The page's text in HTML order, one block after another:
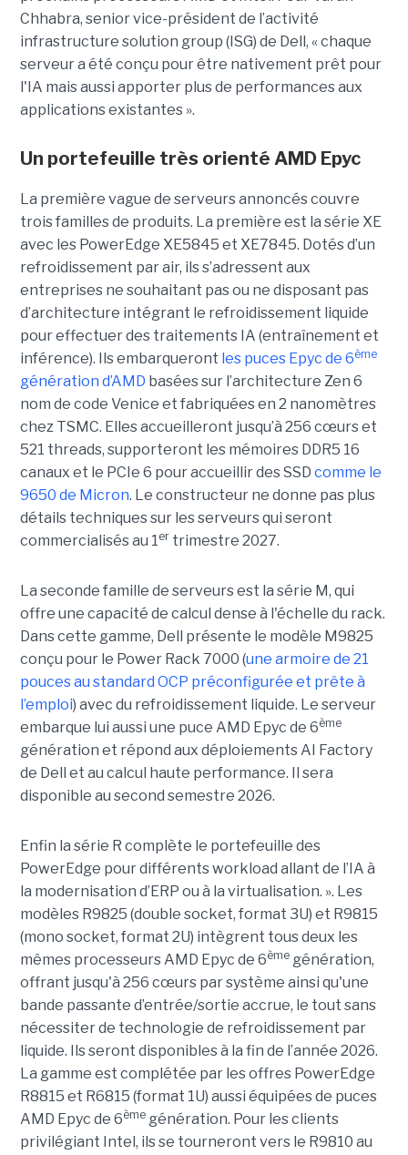
Chhabra, senior vice-président de l’activité
infrastructure solution group (ISG) de Dell, « chaque
serveur a été conçu pour être nativement prêt pour
l'IA mais aussi apporter plus de performances aux
applications existantes ».
Un portefeuille très orienté AMD Epyc
La première vague de serveurs annoncés couvre
trois familles de produits. La première est la série XE
avec les PowerEdge XE5845 et XE7845. Dotés d’un
refroidissement par air, ils s’adressent aux
entreprises ne souhaitant pas ou ne disposant pas
d’architecture intégrant le refroidissement liquide
pour effectuer des traitements IA (entraînement et
inférence). Ils embarqueront les puces Epyc de 6ème
génération d’AMD basées sur l’architecture Zen 6
nom de code Venice et fabriquées en 2 nanomètres
chez TSMC. Elles accueilleront jusqu’à 256 cœurs et
521 threads, supporteront les mémoires DDR5 16
canaux et le PCIe 6 pour accueillir des SSD comme le
9650 de Micron. Le constructeur ne donne pas plus
détails techniques sur les serveurs qui seront
commercialisés au 1er trimestre 2027.
La seconde famille de serveurs est la série M, qui
offre une capacité de calcul dense à l'échelle du rack.
Dans cette gamme, Dell présente le modèle M9825
conçu pour le Power Rack 7000 (une armoire de 21
pouces au standard OCP préconfigurée et prête à
l’emploi) avec du refroidissement liquide. Le serveur
embarque lui aussi une puce AMD Epyc de 6ème
génération et répond aux déploiements AI Factory
de Dell et au calcul haute performance. Il sera
disponible au second semestre 2026.
Enfin la série R complète le portefeuille des
PowerEdge pour différents workload allant de l’IA à
la modernisation d’ERP ou à la virtualisation. ». Les
modèles R9825 (double socket, format 3U) et R9815
(mono socket, format 2U) intègrent tous deux les
mêmes processeurs AMD Epyc de 6èmegénération,
offrant jusqu'à 256 cœurs par système ainsi qu'une
bande passante d’entrée/sortie accrue, le tout sans
nécessiter de technologie de refroidissement par
liquide. Ils seront disponibles à la fin de l’année 2026.
La gamme est complétée par les offres PowerEdge
R8815 et R6815 (format 1U) aussi équipées de puces
AMD Epyc de 6èmegénération. Pour les clients
privilégiant Intel, ils se tourneront vers le R9810 au